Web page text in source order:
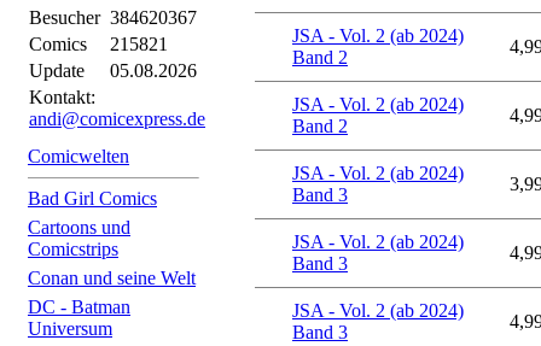
Besucher 384620367
Comics
215821
Update
05.08.2026
Kontakt:
andi@comicexpress.de
Comicwelten
Bad Girl Comics
Cartoons und
Comicstrips
Conan und seine Welt
DC - Batman
Universum
JSA - Vol. 2 (ab 2024)
Band 2
JSA - Vol. 2 (ab 2024)
Band 2
JSA - Vol. 2 (ab 2024)
Band 3
JSA - Vol. 2 (ab 2024)
Band 3
JSA - Vol. 2 (ab 2024)
Band 3